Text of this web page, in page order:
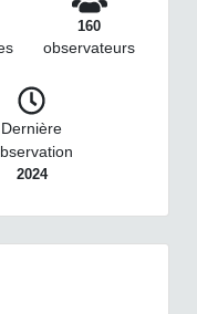
160
observateurs
Dernière
2024